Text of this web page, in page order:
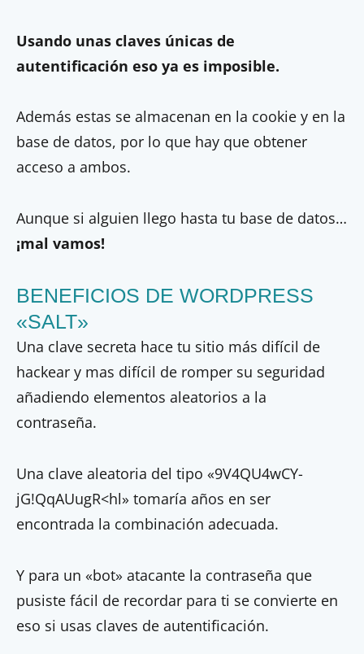
Usando unas claves únicas de
autentificación eso ya es imposible.
Además estas se almacenan en la cookie y en la
base de datos, por lo que hay que obtener
acceso a ambos.
Aunque si alguien llego hasta tu base de datos…
¡mal vamos!
BENEFICIOS DE WORDPRESS
«SALT»
Una clave secreta hace tu sitio más difícil de
hackear y mas difícil de romper su seguridad
añadiendo elementos aleatorios a la
contraseña.
Una clave aleatoria del tipo «9V4QU4wCY-
jG!QqAUugR<hl» tomaría años en ser
encontrada la combinación adecuada.
Y para un «bot» atacante la contraseña que
pusiste fácil de recordar para ti se convierte en
eso si usas claves de autentificación.